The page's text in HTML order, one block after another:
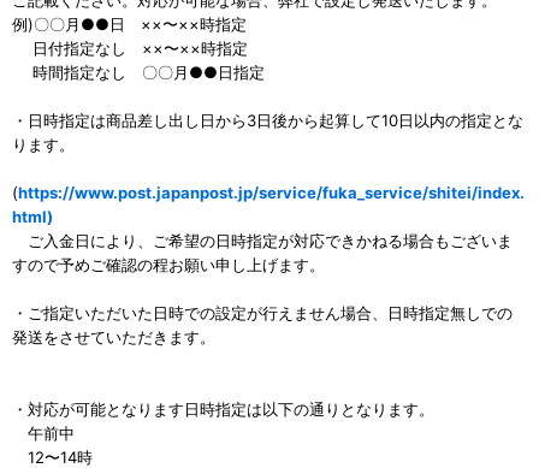
例)〇〇月●●日 ××〜××時指定
日付指定なし ××〜××時指定
時間指定なし 〇〇月●●日指定
・日時指定は商品差し出し日から3日後から起算して10日以内の指定とな
ります。
(https://www.post.japanpost.jp/service/fuka_service/shitei/index.
html)
ご入金日により、ご希望の日時指定が対応できかねる場合もございま
すので予めご確認の程お願い申し上げます。
・ご指定いただいた日時での設定が行えません場合、日時指定無しでの
発送をさせていただきます。
・対応が可能となります日時指定は以下の通りとなります。
午前中
12〜14時